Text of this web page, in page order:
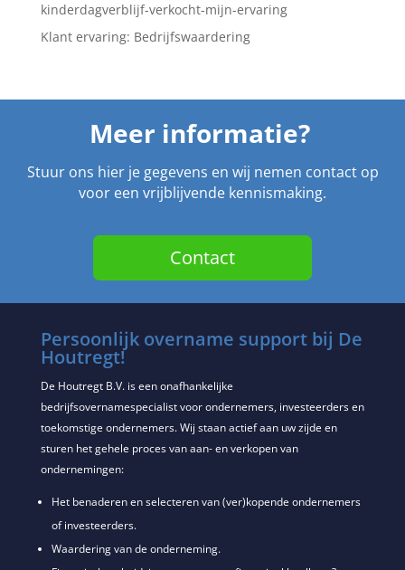
kinderdagverblijf-verkocht-mijn-ervaring
Klant ervaring: Bedrijfswaardering
Meer informatie?
Stuur ons hier je gegevens en wij nemen contact op
voor een vrijblijvende kennismaking.
Contact
Persoonlijk overname support bij De
Houtregt!
De Houtregt B.V. is een onafhankelijke
bedrijfsovernamespecialist voor ondernemers, investeerders en
toekomstige ondernemers. Wij staan actief aan uw zijde en
sturen het gehele proces van aan- en verkopen van
ondernemingen:
Het benaderen en selecteren van (ver)kopende ondernemers
of investeerders.
Waardering van de onderneming.